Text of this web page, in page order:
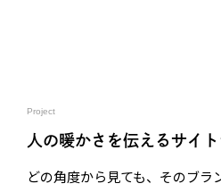
Project
人の暖かさを伝えるサイト
どの角度から見ても、そのブラ